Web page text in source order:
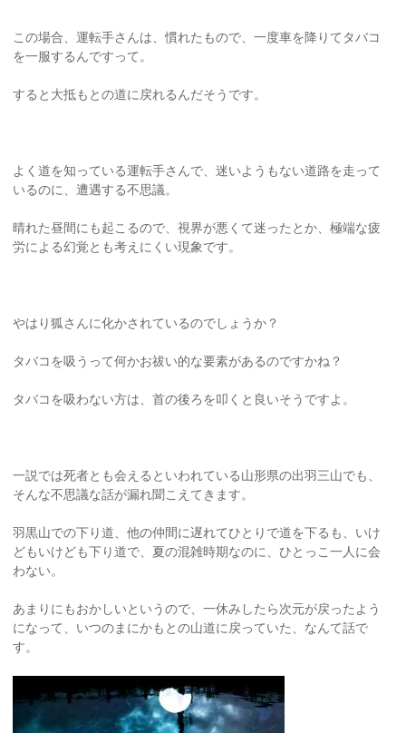
この場合、運転手さんは、慣れたもので、一度車を降りてタバコ
を一服するんですって。
すると大抵もとの道に戻れるんだそうです。
よく道を知っている運転手さんで、迷いようもない道路を走って
いるのに、遭遇する不思議。
晴れた昼間にも起こるので、視界が悪くて迷ったとか、極端な疲
労による幻覚とも考えにくい現象です。
やはり狐さんに化かされているのでしょうか？
タバコを吸うって何かお祓い的な要素があるのですかね？
タバコを吸わない方は、首の後ろを叩くと良いそうですよ。
一説では死者とも会えるといわれている山形県の出羽三山でも、
そんな不思議な話が漏れ聞こえてきます。
羽黒山での下り道、他の仲間に遅れてひとりで道を下るも、いけ
どもいけども下り道で、夏の混雑時期なのに、ひとっこ一人に会
わない。
あまりにもおかしいというので、一休みしたら次元が戻ったよう
になって、いつのまにかもとの山道に戻っていた、なんて話で
す。